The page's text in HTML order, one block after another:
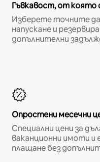
Гъвкавост, от която
Изберете точните
напускане и
допълнителни
Опростени месечни
Специални цени за
ваканционни имоти и
плащане без